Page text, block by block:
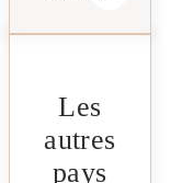
Les
autres
pays